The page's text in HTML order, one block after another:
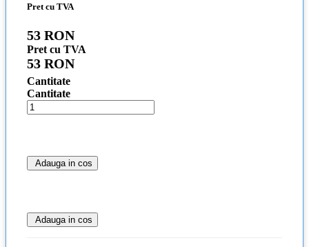
Pret cu TVA
53 RON
Pret cu TVA
53 RON
Cantitate
Cantitate
Adauga in cos
Adauga in cos